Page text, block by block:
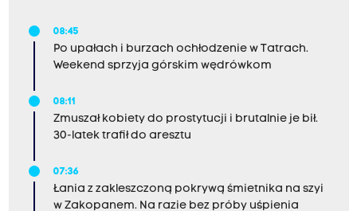
08:45
Po upałach i burzach ochłodzenie w Tatrach.
Weekend sprzyja górskim wędrówkom
08:11
Zmuszał kobiety do prostytucji i brutalnie je bił.
30-latek trafił do aresztu
07:36
Łania z zakleszczoną pokrywą śmietnika na szyi
w Zakopanem. Na razie bez próby uśpienia